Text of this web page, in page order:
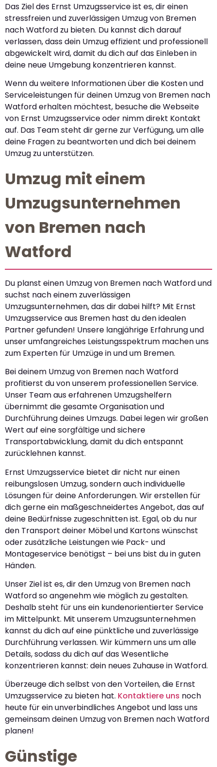
Das Ziel des Ernst Umzugsservice ist es, dir einen
stressfreien und zuverlässigen Umzug von Bremen
nach Watford zu bieten. Du kannst dich darauf
verlassen, dass dein Umzug effizient und professionell
abgewickelt wird, damit du dich auf das Einleben in
deine neue Umgebung konzentrieren kannst.
Wenn du weitere Informationen über die Kosten und
Serviceleistungen für deinen Umzug von Bremen nach
Watford erhalten möchtest, besuche die Webseite
von Ernst Umzugsservice oder nimm direkt Kontakt
auf. Das Team steht dir gerne zur Verfügung, um alle
deine Fragen zu beantworten und dich bei deinem
Umzug zu unterstützen.
Umzug mit einem
Umzugsunternehmen
von Bremen nach
Watford
Du planst einen Umzug von Bremen nach Watford und
suchst nach einem zuverlässigen
Umzugsunternehmen, das dir dabei hilft? Mit Ernst
Umzugsservice aus Bremen hast du den idealen
Partner gefunden! Unsere langjährige Erfahrung und
unser umfangreiches Leistungsspektrum machen uns
zum Experten für Umzüge in und um Bremen.
Bei deinem Umzug von Bremen nach Watford
profitierst du von unserem professionellen Service.
Unser Team aus erfahrenen Umzugshelfern
übernimmt die gesamte Organisation und
Durchführung deines Umzugs. Dabei legen wir großen
Wert auf eine sorgfältige und sichere
Transportabwicklung, damit du dich entspannt
zurücklehnen kannst.
Ernst Umzugsservice bietet dir nicht nur einen
reibungslosen Umzug, sondern auch individuelle
Lösungen für deine Anforderungen. Wir erstellen für
dich gerne ein maßgeschneidertes Angebot, das auf
deine Bedürfnisse zugeschnitten ist. Egal, ob du nur
den Transport deiner Möbel und Kartons wünschst
oder zusätzliche Leistungen wie Pack- und
Montageservice benötigst – bei uns bist du in guten
Händen.
Unser Ziel ist es, dir den Umzug von Bremen nach
Watford so angenehm wie möglich zu gestalten.
Deshalb steht für uns ein kundenorientierter Service
im Mittelpunkt. Mit unserem Umzugsunternehmen
kannst du dich auf eine pünktliche und zuverlässige
Durchführung verlassen. Wir kümmern uns um alle
Details, sodass du dich auf das Wesentliche
konzentrieren kannst: dein neues Zuhause in Watford.
Überzeuge dich selbst von den Vorteilen, die Ernst
Umzugsservice zu bieten hat. Kontaktiere uns noch
heute für ein unverbindliches Angebot und lass uns
gemeinsam deinen Umzug von Bremen nach Watford
planen!
Günstige